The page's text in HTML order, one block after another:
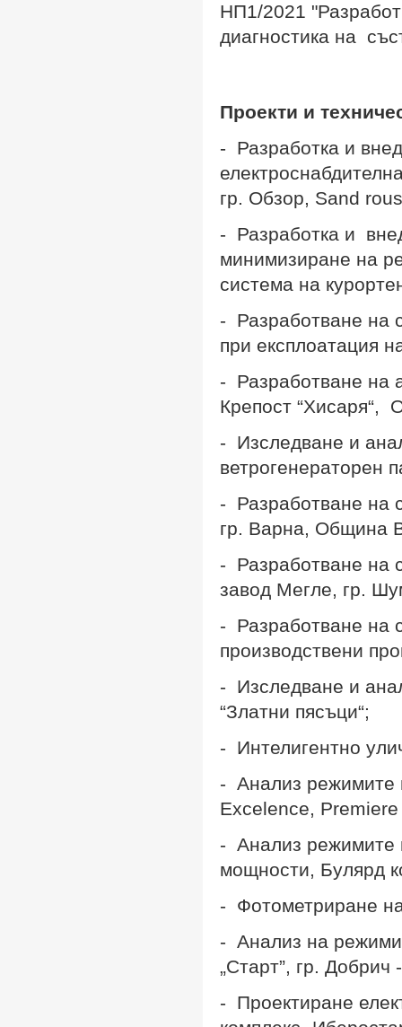
НП1/2021 "
диагностика на
Проекти и
- Разработка и
гр. Обзор, Sand
- Разработка и
минимизиране на
система на
- Разработване на
при експлоатация
- Разработване на
Крепост “Хисаря“,
- Изследване и
ветрогенераторен
- Разработване на
гр. Варна, Община
- Разработване на
завод Мегле, гр.
- Разработване на
производствени
- Изследване и
“Златни пясъци“;
- Интелигентно
- Анализ режимите
Excelence,
- Анализ режимите
мощности, Булярд
- Фотометриране
- Анализ на
„Старт”, гр. Добрич
- Проектиране